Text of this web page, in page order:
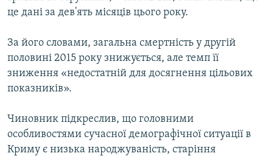
ІНФОГРАФІКА
ДОЛУЧАЙСЯ!
Усі сайти RFE/RL
це дані за дев'ять місяців цього року.
За його словами, загальна смертність у другій
половині 2015 року знижується, але темп її
зниження «недостатній для досягнення цільових
показників».
Чиновник підкреслив, що головними
особливостями сучасної демографічної ситуації в
Криму є низька народжуваність, старіння